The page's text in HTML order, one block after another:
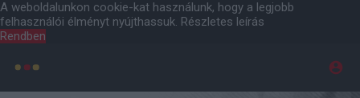
A weboldalunkon cookie-kat használunk, hogy a legjobb
felhasználói élményt nyújthassuk. Részletes leírás
Rendben